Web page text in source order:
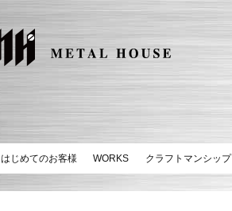
はじめてのお客様 WORKS クラフトマンシップ